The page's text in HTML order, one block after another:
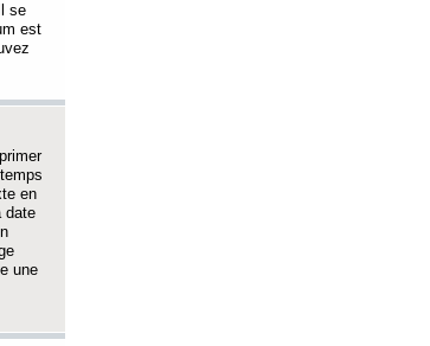
se
est
en
date
une